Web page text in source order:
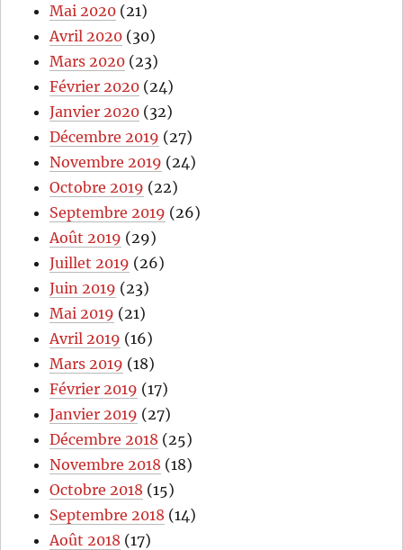
Mai 2020 (21)
Avril 2020 (30)
Mars 2020 (23)
Février 2020 (24)
Janvier 2020 (32)
Décembre 2019 (27)
Novembre 2019 (24)
Octobre 2019 (22)
Septembre 2019 (26)
Août 2019 (29)
Juillet 2019 (26)
Juin 2019 (23)
Mai 2019 (21)
Avril 2019 (16)
Mars 2019 (18)
Février 2019 (17)
Janvier 2019 (27)
Décembre 2018 (25)
Novembre 2018 (18)
Octobre 2018 (15)
Septembre 2018 (14)
Août 2018 (17)